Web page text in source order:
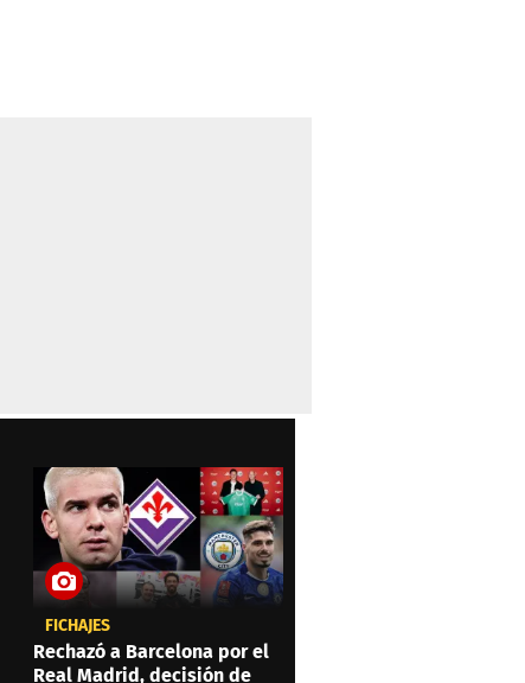
FICHAJES
Rechazó a Barcelona por el
Real Madrid, decisión de